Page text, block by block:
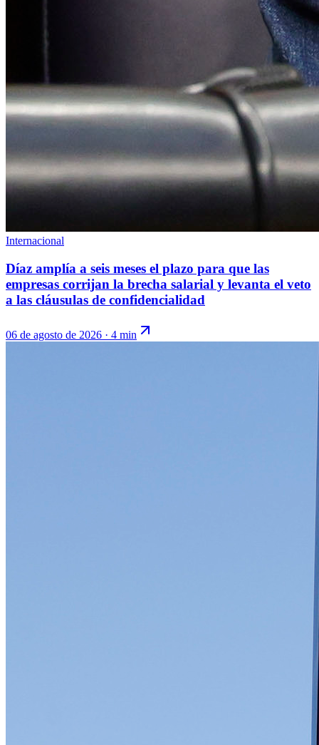
Internacional
Díaz amplía a seis meses el plazo para que las
empresas corrijan la brecha salarial y levanta el veto
a las cláusulas de confidencialidad
06 de agosto de 2026 · 4 min